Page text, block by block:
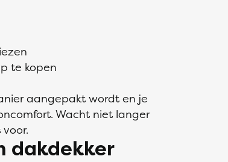
te kopen
aangepakt wordt en je
Wacht niet langer
dakdekker